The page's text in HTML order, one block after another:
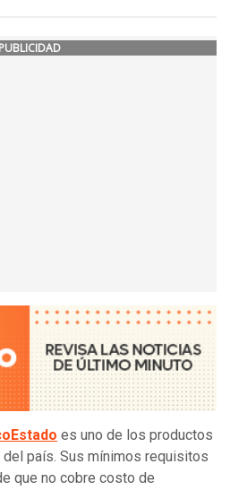
PUBLICIDAD
es uno de los productos
país. Sus mínimos requisitos
que no cobre costo de